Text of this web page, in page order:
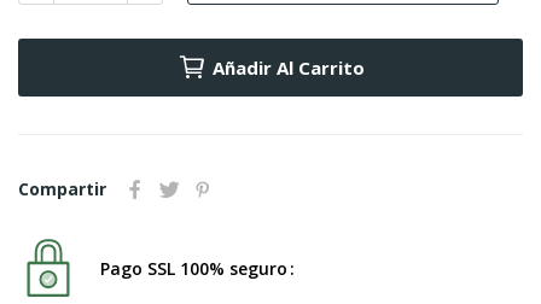
Añadir Al Carrito
Compartir
Pago SSL 100% seguro